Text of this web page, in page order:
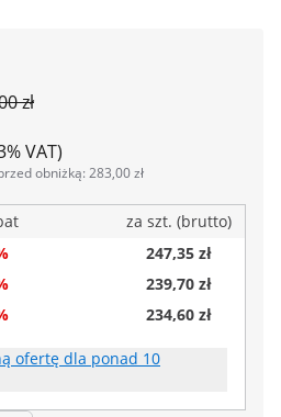
zł
VAT)
obniżką: 283,00 zł
za szt. (brutto)
247,35 zł
239,70 zł
234,60 zł
ofertę dla ponad 10